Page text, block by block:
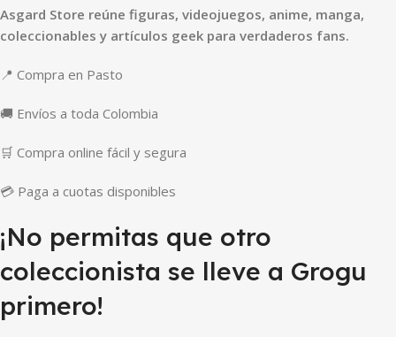
Asgard Store reúne figuras, videojuegos, anime, manga,
coleccionables y artículos geek para verdaderos fans.
📍 Compra en Pasto
🚚 Envíos a toda Colombia
🛒 Compra online fácil y segura
💳 Paga a cuotas disponibles
¡No permitas que otro
coleccionista se lleve a Grogu
primero!